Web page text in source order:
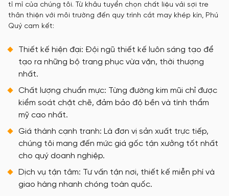
tỉ mỉ của chúng tôi. Từ khâu tuyển chọn chất liệu vải sợi tre
thân thiện với môi trường đến quy trình cắt may khép kín, Phú
Quý cam kết:
Thiết kế hiện đại: Đội ngũ thiết kế luôn sáng tạo để
tạo ra những bộ trang phục vừa vặn, thời thượng
nhất.
Chất lượng chuẩn mực: Từng đường kim mũi chỉ được
kiểm soát chặt chẽ, đảm bảo độ bền và tính thẩm
mỹ cao nhất.
Giá thành cạnh tranh: Là đơn vị sản xuất trực tiếp,
chúng tôi mang đến mức giá gốc tận xưởng tốt nhất
cho quý doanh nghiệp.
Dịch vụ tận tâm: Tư vấn tận nơi, thiết kế miễn phí và
giao hàng nhanh chóng toàn quốc.